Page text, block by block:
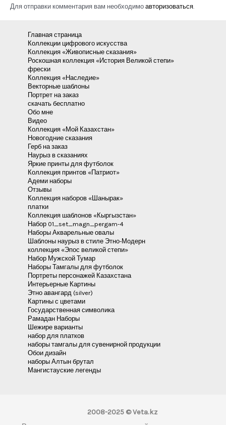
Для отправки комментария вам необходимо авторизоваться
Главная страница
Коллекции цифрового искусства
Коллекция «Живописные сказания»
Роскошная коллекция «История Великой степи»
фрески
Коллекция «Наследие»
Векторные шаблоны
Портрет на заказ
скачать бесплатно
Обо мне
Видео
Коллекция «Мой Казахстан»
Новогодние сказания
Герб на заказ
Наурыз в сказаниях
Яркие принты для футболок
Коллекция принтов «Патриот»
Адеми наборы
Отзывы
Коллекция наборов «Шанырак»
платки
Коллекция шаблонов «Кыргызстан»
Набор 01_set_magn_pergam-4
Наборы Акварельные овалы
Шаблоны наурыз в стиле Этно-Модерн
коллекция «Эпос великой степи»
Набор Мужской Тумар
Наборы Тамгалы для футболок
Портреты персонажей Казахстана
Интерьерные Картины
Этно авангард (silver)
Картины с цветами
Государственная символика
Рамадан Наборы
Шежире варианты
набор для платков
наборы тамгалы для сувенирной продукции
Обои дизайн
наборы Алтын брутал
Мангистауские легенды
2008-2025 © Veta.kz